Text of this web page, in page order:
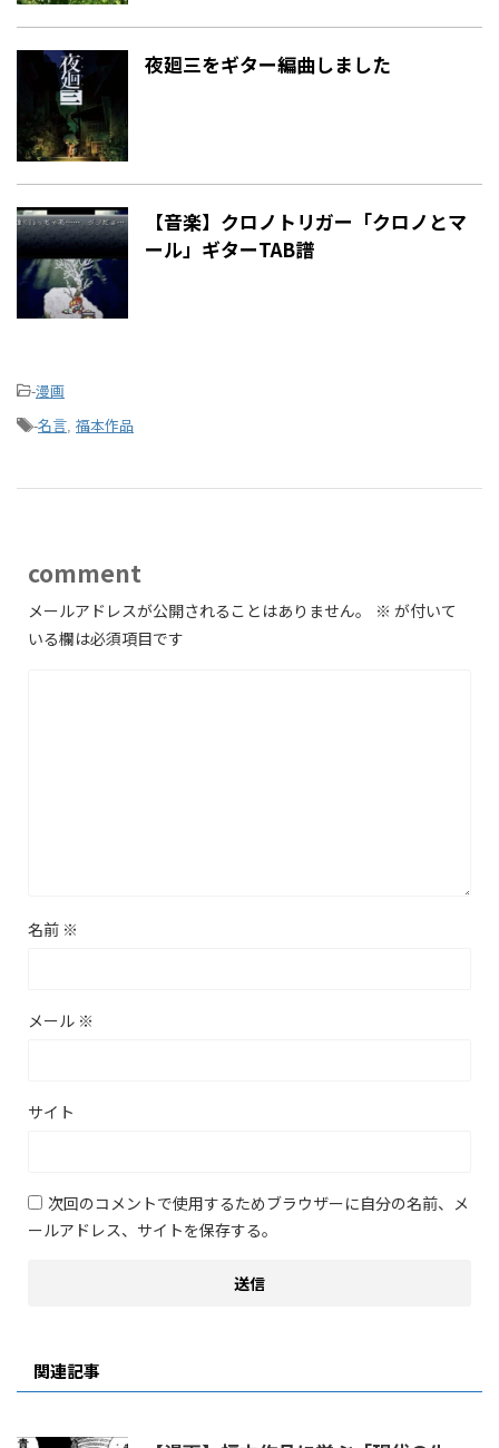
夜廻三をギター編曲しました
【音楽】クロノトリガー「クロノとマ
ール」ギターTAB譜
-漫画
-名言 福本作品
comment
メールアドレスが公開されることはありません。 ※ が付いて
いる欄は必須項目です
名前 ※
メール ※
サイト
次回のコメントで使用するためブラウザーに自分の名前、メ
ールアドレス、サイトを保存する。
関連記事